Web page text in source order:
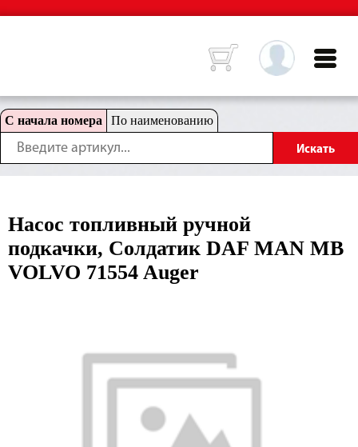
С начала номера По наименованию
Насос топливный ручной
подкачки, Солдатик DAF MAN MB
VOLVO 71554 Auger